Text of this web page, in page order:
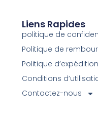
Liens Rapides
politique de
Politique de
Politique d’expédition
Conditions
Contactez-nous